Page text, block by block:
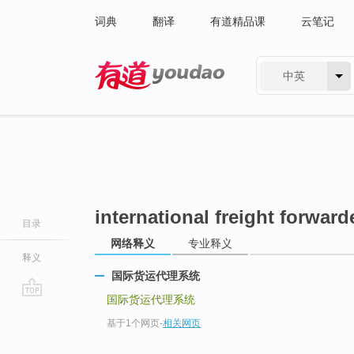
词典 翻译 有道精品课 云笔记
中英
目录
释义
international freight
网络释义 专业释义
国际货运代理系统
国际货运代理系统
基于1个网页-相关网页